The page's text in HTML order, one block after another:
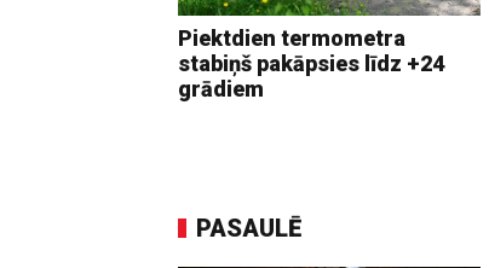
Piektdien termometra
stabiņš pakāpsies līdz +24
grādiem
PASAULĒ